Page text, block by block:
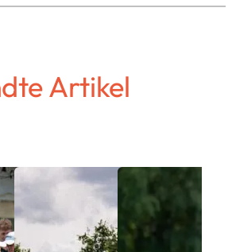
Artikel